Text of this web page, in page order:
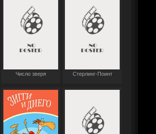
Число зверя Стерлинг-Поинт